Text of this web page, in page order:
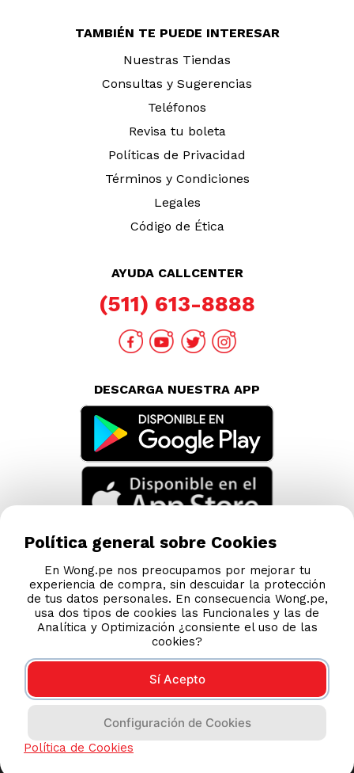
TAMBIÉN TE PUEDE INTERESAR
Nuestras Tiendas
Consultas y Sugerencias
Teléfonos
Revisa tu boleta
Políticas de Privacidad
Términos y Condiciones
Legales
Código de Ética
AYUDA CALLCENTER
(511) 613-8888
DESCARGA NUESTRA APP
Esta tienda usa Niubiz para realizar transacciones
Política general sobre Cookies
En Wong.pe nos preocupamos por mejorar tu
experiencia de compra, sin descuidar la protección
de tus datos personales. En consecuencia Wong.pe,
usa dos tipos de cookies las Funcionales y las de
Analítica y Optimización ¿consiente el uso de las
cookies?
Sí Acepto
Configuración de Cookies
Política de Cookies